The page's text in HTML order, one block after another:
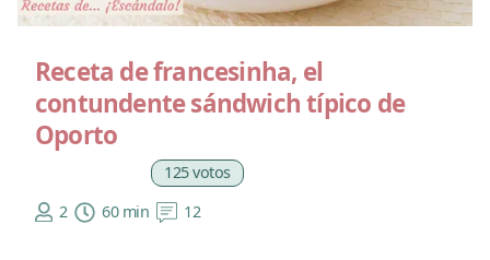
Receta de francesinha, el
contundente sándwich típico de
Oporto
125 votos
2
60 min 12